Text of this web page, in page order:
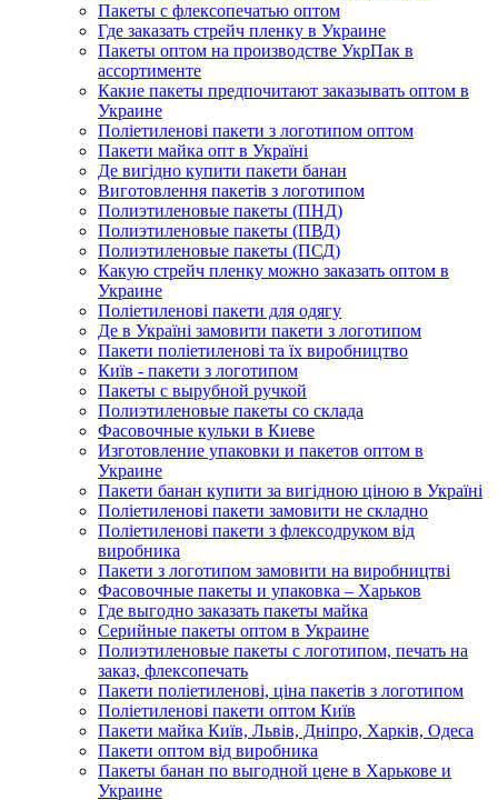
Пакеты с флексопечатью оптом
Где заказать стрейч пленку в Украине
Пакеты оптом на производстве УкрПак в
ассортименте
Какие пакеты предпочитают заказывать оптом в
Украине
Поліетиленові пакети з логотипом оптом
Пакети майка опт в Україні
Де вигідно купити пакети банан
Виготовлення пакетів з логотипом
Полиэтиленовые пакеты (ПНД)
Полиэтиленовые пакеты (ПВД)
Полиэтиленовые пакеты (ПСД)
Какую стрейч пленку можно заказать оптом в
Украине
Поліетиленові пакети для одягу
Де в Україні замовити пакети з логотипом
Пакети поліетиленові та їх виробництво
Київ - пакети з логотипом
Пакеты с вырубной ручкой
Полиэтиленовые пакеты со склада
Фасовочные кульки в Киеве
Изготовление упаковки и пакетов оптом в
Украине
Пакети банан купити за вигідною ціною в Україні
Поліетиленові пакети замовити не складно
Поліетиленові пакети з флексодруком від
виробника
Пакети з логотипом замовити на виробництві
Фасовочные пакеты и упаковка – Харьков
Где выгодно заказать пакеты майка
Серийные пакеты оптом в Украине
Полиэтиленовые пакеты с логотипом, печать на
заказ, флексопечать
Пакети поліетиленові, ціна пакетів з логотипом
Поліетиленові пакети оптом Київ
Пакети майка Київ, Львів, Дніпро, Харків, Одеса
Пакети оптом від виробника
Пакеты банан по выгодной цене в Харькове и
Украине